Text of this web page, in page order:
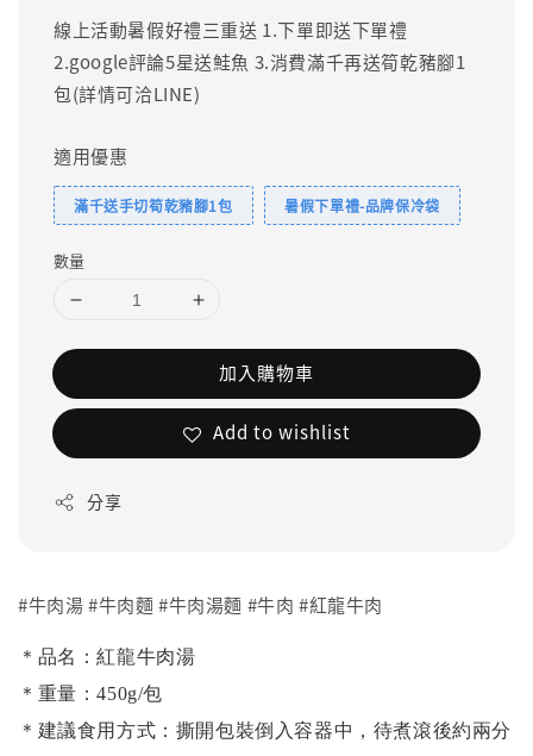
線上活動暑假好禮三重送 1.下單即送下單禮
2.google評論5星送鮭魚 3.消費滿千再送筍乾豬腳1
包(詳情可洽LINE)
適用優惠
滿千送手切筍乾豬腳1包 暑假下單禮-品牌保冷袋
數量
加入購物車
Add to wishlist
分享
#牛肉湯 #牛肉麵 #牛肉湯麵 #牛肉 #紅龍牛肉
＊品名：紅龍牛肉湯
＊重量：450g/包
＊建議食用方式：撕開包裝倒入容器中，待煮滾後約兩分